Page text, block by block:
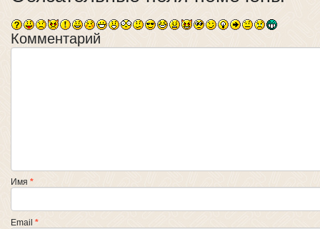
Комментарий
Имя *
Email *